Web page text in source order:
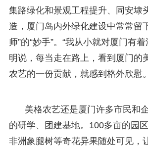
集路绿化和景观工程提升、同安埭
造，厦门岛内外绿化建设中常常留
师”的“妙手”。“我从小就对厦门有
明说，每当走在路上，看到厦门的
农艺的一份贡献，就感到格外欣慰。
美格农艺还是厦门许多市民和
的研学、团建基地。100多亩的园
非洲象腿树等奇花异果随处可见，